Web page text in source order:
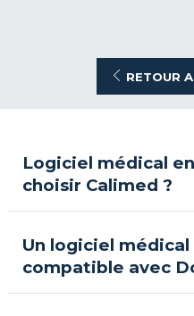
RETOUR
Logiciel médical
choisir Calimed ?
Un logiciel médical
compatible avec